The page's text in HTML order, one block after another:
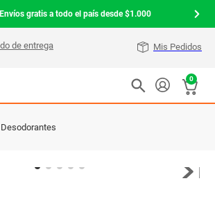
Envíos gratis a todo el país desde $1.000
Mis Pedidos
0
Desodorantes